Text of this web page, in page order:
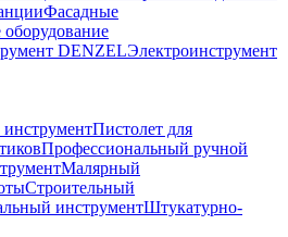
Фасадные
DENZELЭлектроинструмент
Пистолет для
Профессиональный ручной
Малярный
Строительный
инструментШтукатурно-